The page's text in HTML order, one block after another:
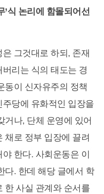
’식 논리에 함몰되어선
그것대로 하되, 존재
리는 식의 태도는 경
동이 신자유주의 정책
당에 유화적인 입장을
거나, 단체 운영에 있어
채로 정부 입장에 끌려
한다. 사회운동은 이
다. 한데 해당 글에서 학
한 사실 관계와 순서를